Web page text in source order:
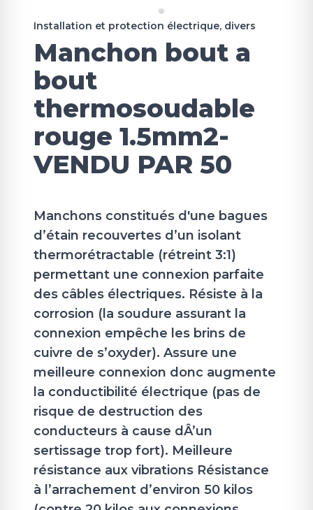
Installation et protection électrique, divers
Manchon bout a
bout
thermosoudable
rouge 1.5mm2-
VENDU PAR 50
Manchons constitués d'une bagues
d’étain recouvertes d’un isolant
thermorétractable (rétreint 3:1)
permettant une connexion parfaite
des câbles électriques. Résiste à la
corrosion (la soudure assurant la
connexion empêche les brins de
cuivre de s’oxyder). Assure une
meilleure connexion donc augmente
la conductibilité électrique (pas de
risque de destruction des
conducteurs à cause dÂ’un
sertissage trop fort). Meilleure
résistance aux vibrations Résistance
à l’arrachement d’environ 50 kilos